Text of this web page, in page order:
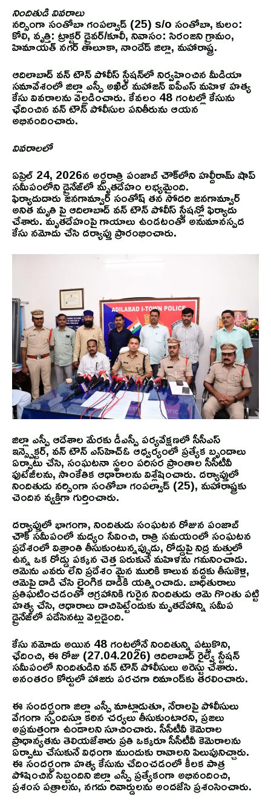
నిందితుడి వివరాలు
నర్సింగా సంతోబా గంపల్వాడ్ (25) s/o సంతోబా, కులం:
కోలి, వృత్తి: ట్రాక్టర్ డ్రైవర్/కూలీ, నివాసం: సిరంజని గ్రామం,
హిమాయత్ నగర్ తాలూకా, నాందేడ్ జిల్లా, మహారాష్ట్ర.
ఆదిలాబాద్ వన్ టౌన్ పోలీస్ స్టేషన్‌లో నిర్వహించిన మీడియా
సమావేశంలో జిల్లా ఎస్పీ అఖిల్ మహాజన్ ఐపీఎస్ మహిళ హత్య
కేసు వివరాలను వెల్లడించారు. కేవలం 48 గంటల్లో కేసును
ఛేదించిన వన్ టౌన్ పోలీసుల పనితీరును ఆయన
అభినందించారు.
వివరాలలో
ఏప్రిల్ 24, 2026న అర్ధరాత్రి పంజాబ్ చౌక్‌లోని హల్దీరామ్ షాప్
సమీపంలోని డ్రైనేజ్‌లో మృతదేహం లభ్యమైంది.
ఫిర్యాదుదారు జనగామ్వార్ సంతోష్ తన సోదరి జనగామ్వార్
అనిత మృతి పై ఆదిలాబాద్ వన్ టౌన్ పోలీస్ స్టేషన్లో ఫిర్యాదు
చేశారు. మృతదేహంపై గాయాలు ఉండటంతో అనుమానస్పద
కేసు నమోదు చేసి దర్యాప్తు ప్రారంభించారు.
జిల్లా ఎస్పీ ఆదేశాల మేరకు డీఎస్పీ పర్యవేక్షణలో సీసీఎస్
ఇన్స్పెక్టర్, వన్ టౌన్ ఎస్‌హెచ్‌ఓ ఆధ్వర్యంలో ప్రత్యేక బృందాలు
ఏర్పాటు చేసి, సంఘటనా స్థలం పరిసర ప్రాంతాల సీసీటీవీ
ఫుటేజీలను, సాంకేతిక ఆధారాలను విశ్లేషించారు. దర్యాప్తులో
నిందితుడు నర్సింగా సంతోబా గంపల్వాడ్ (25), మహారాష్ట్రకు
చెందిన వ్యక్తిగా గుర్తించారు.
దర్యాప్తులో భాగంగా, నిందితుడు సంఘటన రోజున పంజాబ్
చౌక్ సమీపంలో మద్యం సేవించి, రాత్రి సమయంలో సంఘటన
ప్రదేశంలో విశ్రాంతి తీసుకుంటున్నప్పుడు, రోడ్డుపై నిద్ర మత్తులో
ఉన్న ఒక రోడ్డు పక్కన చెత్త ఏరుకునే మహిళను గమనించాడు.
ఆమెను ఎవరు లేని ప్రదేశం మైన మురికి కాలువ వద్దకు తీసుకెళ్లి,
ఆమెపై దాడి చేసి లైంగిక దాడికి యత్నించాడు. బాధితురాలు
ప్రతిఘటించడంతో ఆగ్రహానికి గురైన నిందితుడు ఆమె గొంతు పట్టి
హత్య చేసి, ఆధారాలు దాచిపెట్టేందుకు మృతదేహాన్ని సమీప
డ్రైనేజ్‌లో పడేసినట్లు వెల్లడైంది.
కేసు నమోదు అయిన 48 గంటల్లోనే నిందితున్ని పట్టుకొని,
ఛేదించి, ఈ రోజు (27.04.2026) ఆదిలాబాద్ రైల్వే స్టేషన్
సమీపంలో నిందితుడిని వన్ టౌన్ పోలీసులు అరెస్టు చేశారు.
అనంతరం కోర్టులో హాజరు పరచగా రిమాండ్‌కు తరలించారు.
ఈ సందర్భంగా జిల్లా ఎస్పీ మాట్లాడుతూ, నేరాలపై పోలీసులు
వేగంగా స్పందిస్తూ కఠిన చర్యలు తీసుకుంటారని, ప్రజలు
అప్రమత్తంగా ఉండాలని సూచించారు. సీసీటీవీ కెమెరాల
ప్రాధాన్యతను తెలియజేశారు ప్రతి ఒక్కరూ సీసీటీవీ కెమెరాలను
ఏర్పాటు చేసుకునే విధంగా ముందుకు రావాలని పిలుపునిచ్చారు.
ఈ సందర్భంగా హత్య కేసును చేదించడంలో కీలక పాత్ర
పోషించిన సిబ్బందిని జిల్లా ఎస్పీ ప్రత్యేకంగా అభినందించి,
ప్రశంస పత్రాలను, నగదు రివార్డులను అందజేసి ప్రశంసించారు.